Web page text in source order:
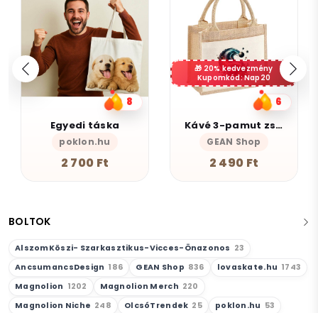
BOLTOK
AlszomKöszi- Szarkasztikus-Vicces-Önazonos 23
AncsumancsDesign 186 GEAN Shop 836 lovaskate.hu 1743
Magnolion 1202 Magnolion Merch 220
Magnolion Niche 248 OlcsóTrendek 25 poklon.hu 53
20% kedvezmény
Kupomkód: Nap20
6
GEAN Shop
2 490 Ft
9
Boldog vagyok
Magnolion Niche
4 190 Ft